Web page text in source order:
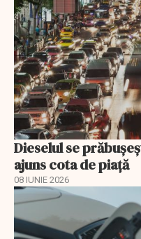
Dieselul se
ajuns cota de piață
08 IUNIE 2026